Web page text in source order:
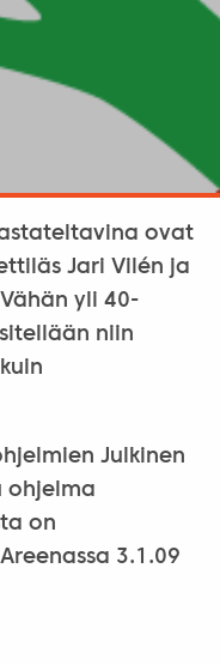
ovat
Jari Vilén ja
yli 40-
niin
Julkinen
ohjelma
on
3.1.09